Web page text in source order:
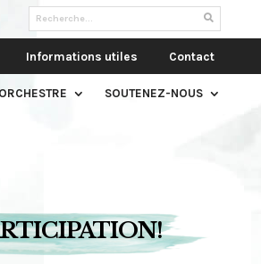
Informations utiles Contact
SOUTENEZ-NOUS